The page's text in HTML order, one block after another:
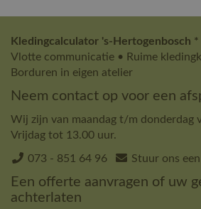
Kledingcalculator 's-Hertogenbosch *
Vlotte communicatie • Ruime
Borduren in eigen atelier
Neem contact op voor een
Wij zijn van maandag t/m donderdag
Vrijdag tot 13.00 uur.
073 - 851 64 96 Stuur ons
Een offerte aanvragen of uw
achterlaten